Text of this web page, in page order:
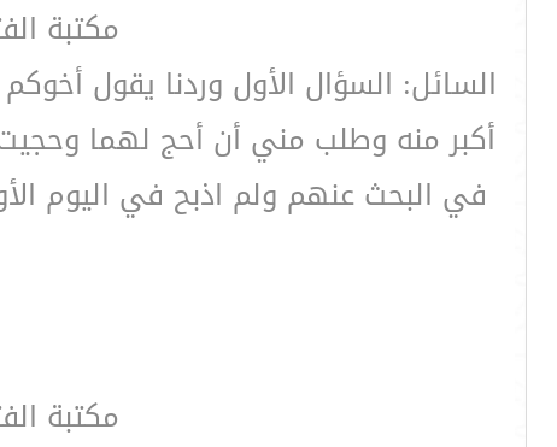
مكتبة
السائل: السؤال الأول وردنا يقول
أكبر منه وطلب مني أن أحج لهما
في البحث عنهم ولم اذبح في اليوم
مكتبة